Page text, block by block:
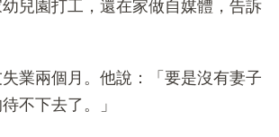
兒園打工，還在家做自媒體，告訴
業兩個月。他說：「要是沒有妻子
不下去了。」